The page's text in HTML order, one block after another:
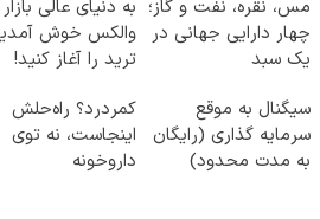
مس، نقره، نفت و گاز؛
چهار دارایی جهانی در
یک سبد
به دنیای عالی بازار
والکس خوش
ترید را آغاز کنید!
سیگنال به موقع
سرمایه گذاری (رایگان
به مدت محدود)
کمردرد؟ راه‌حلش
اینجاست، نه توی
داروخونه